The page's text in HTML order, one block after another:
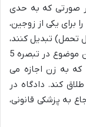
در صورتی که به حدی
برای یکی از زوجین،
تبدیل کنند،
می توانند مبنای درخواست طلاق قرار گیرند. این موضوع در تبصره 5
به زن اجازه می
کند. دادگاه در
به پزشکی قانونی،